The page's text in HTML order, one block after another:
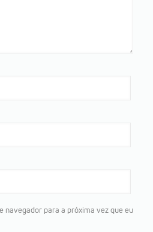
navegador para a próxima vez que eu